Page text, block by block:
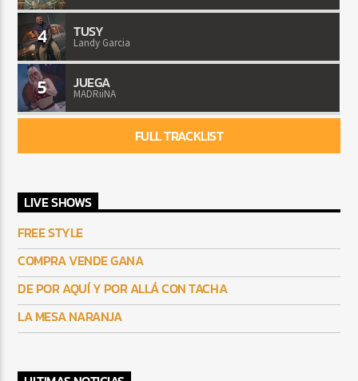
4 TUSY
Landy Garcia
5 JUEGA
MADRiiNA
FULL TRACKLIST
LIVE SHOWS
FREE STYLE
COMPRA VENDE GANA
DE POR AQUÍ Y POR ALLÁ CON TACHA
LA MESA NARANJA